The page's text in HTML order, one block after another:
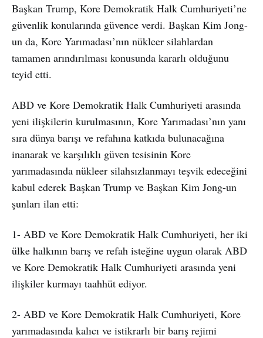
Başkan Trump, Kore Demokratik Halk Cumhuriyeti’ne
güvenlik konularında güvence verdi. Başkan Kim Jong-
un da, Kore Yarımadası’nın nükleer silahlardan
tamamen arındırılması konusunda kararlı olduğunu
teyid etti.
ABD ve Kore Demokratik Halk Cumhuriyeti arasında
yeni ilişkilerin kurulmasının, Kore Yarımadası’nın yanı
sıra dünya barışı ve refahına katkıda bulunacağına
inanarak ve karşılıklı güven tesisinin Kore
yarımadasında nükleer silahsızlanmayı teşvik edeceğini
kabul ederek Başkan Trump ve Başkan Kim Jong-un
şunları ilan etti:
1- ABD ve Kore Demokratik Halk Cumhuriyeti, her iki
ülke halkının barış ve refah isteğine uygun olarak ABD
ve Kore Demokratik Halk Cumhuriyeti arasında yeni
ilişkiler kurmayı taahhüt ediyor.
2- ABD ve Kore Demokratik Halk Cumhuriyeti, Kore
yarımadasında kalıcı ve istikrarlı bir barış rejimi